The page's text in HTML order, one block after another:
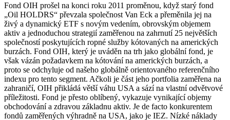
Fond OIH prošel na konci roku 2011 proměnou, když starý fond
„Oil HOLDRS“ převzala společnost Van Eck a přeměnila jej na
živý a dynamický ETF s novým vedením, obrovským objemem
aktiv a jednoduchou strategií zaměřenou na zahrnutí 25 největších
společností poskytujících ropné služby kótovaných na amerických
burzách. Fond OIH, který je uváděn na trh jako globální fond, je
však vázán požadavkem na kótování na amerických burzách, a
proto se odchyluje od našeho globálně orientovaného referenčního
indexu pro tento segment. Ačkoli je část jeho portfolia zaměřena na
zahraničí, OIH přikládá větší váhu USA a sází na vlastní odvětvové
příležitosti. Fond je přesto oblíbený, vykazuje vynikající objemy
obchodování a zdravou základnu aktiv. Je de facto konkurentem
fondů zaměřených výhradně na USA, jako je IEZ. Nízké náklady